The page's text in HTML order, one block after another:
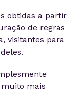
obtidas a partir
de regras
visitantes para
mais